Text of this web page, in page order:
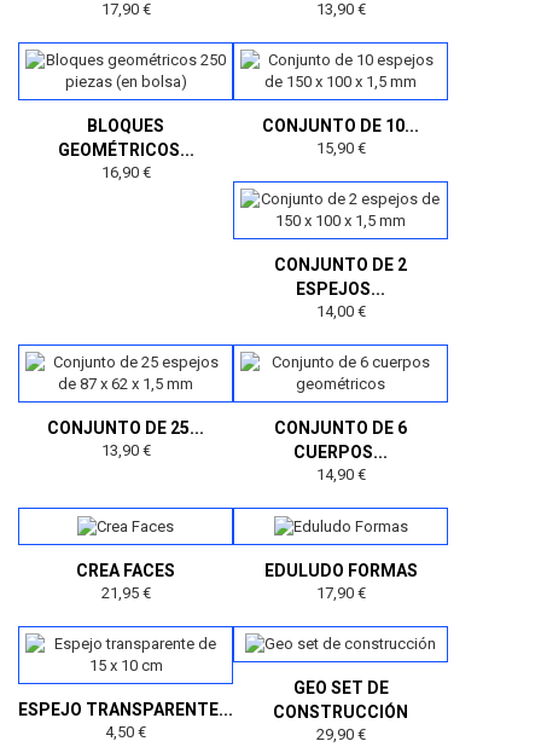
17,90 € 13,90 €
BLOQUES
GEOMÉTRICOS...
16,90 €
CONJUNTO DE 10...
15,90 €
CONJUNTO DE 2
ESPEJOS...
14,00 €
CONJUNTO DE 25...
13,90 €
CONJUNTO DE 6
CUERPOS...
14,90 €
CREA FACES
21,95 €
EDULUDO FORMAS
17,90 €
ESPEJO TRANSPARENTE...
4,50 €
GEO SET DE
CONSTRUCCIÓN
29,90 €